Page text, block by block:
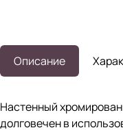
Описание
Настенный
долговечен в